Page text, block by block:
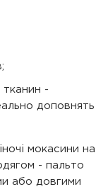
тканин -
доповнять
мокасини на
- пальто
або довгими